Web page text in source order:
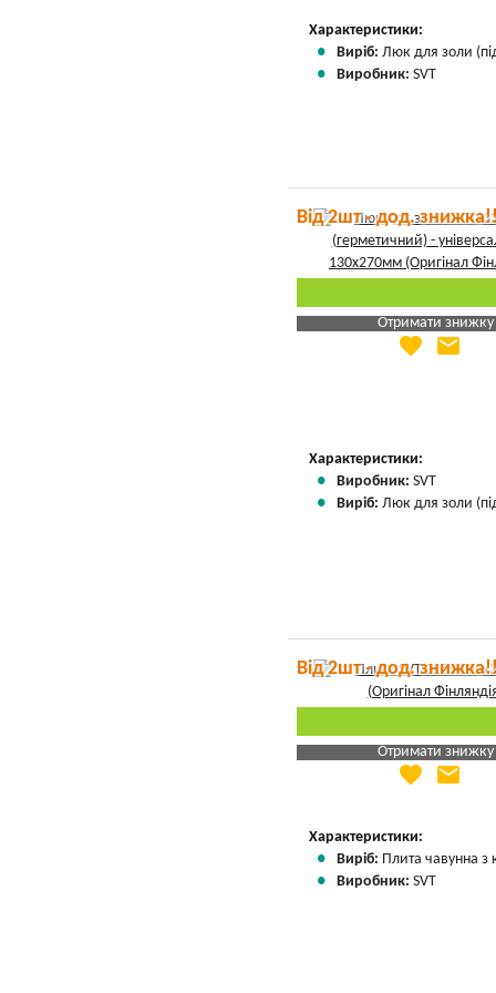
Характеристики:
Виріб: Люк для золи
Виробник: SVT
Від 2шт - дод.
Отримати знижку
Яка Ваша ціна
favorite email
Характеристики:
Виробник: SVT
Виріб: Люк для золи
Від 2шт - дод.
Отримати знижку
Яка Ваша ціна
favorite email
Характеристики:
Виріб: Плита чавунна
Виробник: SVT